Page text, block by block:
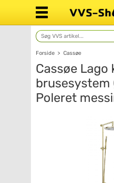
Forside > Cassøe
Cassøe Lago
Poleret